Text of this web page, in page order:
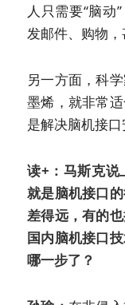
人只需要“脑动
发邮件、购物，
另一方面，科
墨烯，就非常
是解决脑机接口
读+：马斯克说
就是脑机接口
差得远，有的
国内脑机接口
哪一步了？